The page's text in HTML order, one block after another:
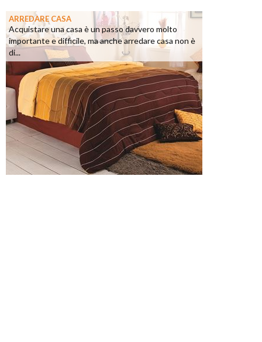
ARREDARE CASA
Acquistare una casa è un passo davvero molto
importante e difficile, ma anche arredare casa non è
di...